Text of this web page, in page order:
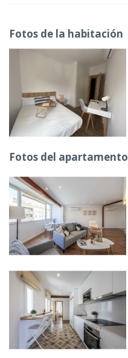
Fotos de la habitación
Fotos del apartamento